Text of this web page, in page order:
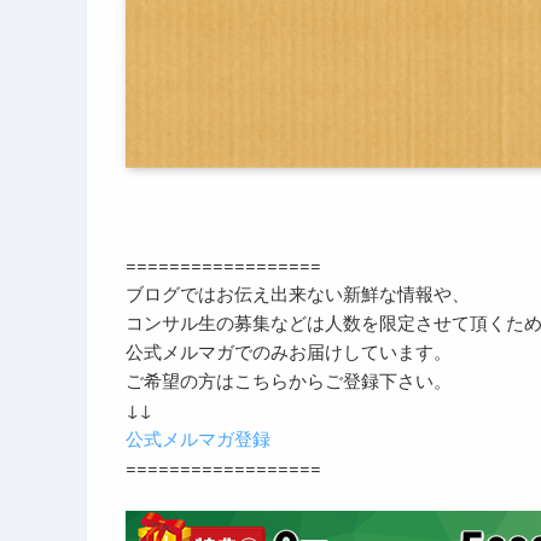
==================
ブログではお伝え出来ない新鮮な情報や、
コンサル生の募集などは人数を限定させて頂くため
公式メルマガでのみお届けしています。
ご希望の方はこちらからご登録下さい。
↓↓
公式メルマガ登録
==================